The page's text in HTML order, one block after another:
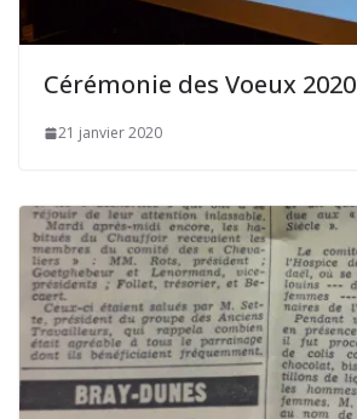
Cérémonie des Voeux 2020
21 janvier 2020